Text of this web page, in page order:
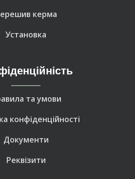
керма
Установка
та умови
конфіденційності
Документи
Реквізити